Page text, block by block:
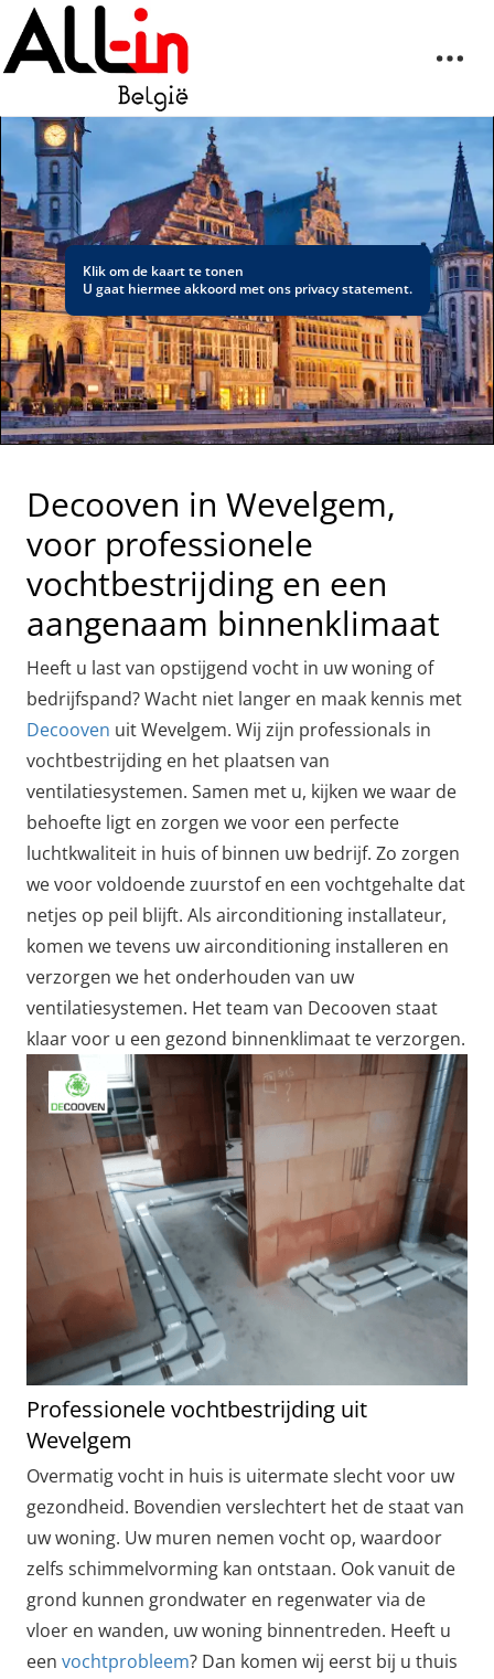
Klik om de kaart te tonen
U gaat hiermee akkoord met ons privacy statement.
Decooven in Wevelgem,
voor professionele
vochtbestrijding en een
aangenaam binnenklimaat
Heeft u last van opstijgend vocht in uw woning of
bedrijfspand? Wacht niet langer en maak kennis met
Decooven uit Wevelgem. Wij zijn professionals in
vochtbestrijding en het plaatsen van
ventilatiesystemen. Samen met u, kijken we waar de
behoefte ligt en zorgen we voor een perfecte
luchtkwaliteit in huis of binnen uw bedrijf. Zo zorgen
we voor voldoende zuurstof en een vochtgehalte dat
netjes op peil blijft. Als airconditioning installateur,
komen we tevens uw airconditioning installeren en
verzorgen we het onderhouden van uw
ventilatiesystemen. Het team van Decooven staat
klaar voor u een gezond binnenklimaat te verzorgen.
Professionele vochtbestrijding uit
Wevelgem
Overmatig vocht in huis is uitermate slecht voor uw
gezondheid. Bovendien verslechtert het de staat van
uw woning. Uw muren nemen vocht op, waardoor
zelfs schimmelvorming kan ontstaan. Ook vanuit de
grond kunnen grondwater en regenwater via de
vloer en wanden, uw woning binnentreden. Heeft u
een vochtprobleem? Dan komen wij eerst bij u thuis